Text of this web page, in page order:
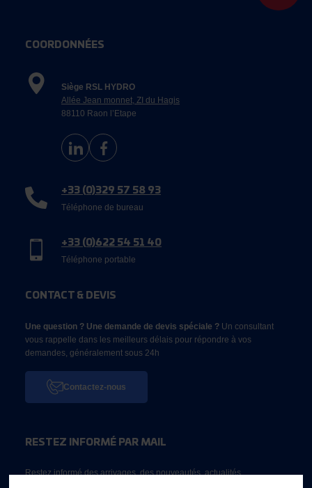
COORDONNÉES
Siège RSL HYDRO
Allée Jean monnet, ZI du Hagis
88110 Raon l’Etape
+33 (0)329 57 58 93
Téléphone de bureau
+33 (0)622 54 51 40
Téléphone portable
CONTACT & DEVIS
Une question ? Une demande de devis spéciale ? Un consultant
vous rappelle dans les meilleurs délais pour répondre à vos
demandes, généralement sous 24h
Contactez-nous
RESTEZ INFORMÉ PAR MAIL
Restez informé des arrivages, des nouveautés, actualités...